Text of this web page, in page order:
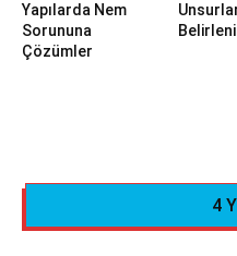
Yapılarda Nem
Sorununa
Çözümler
4